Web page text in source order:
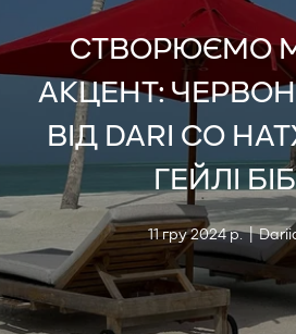
СТВОРЮЄМО
АКЦЕНТ:
ВІД DARI CO
ГЕЙЛІ
Стаття
опублікована
за
посиланням:
11 гру 2024 р. |